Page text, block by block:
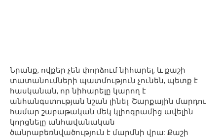
Նրանք, ովքեր չեն փորձում նիհարել, և քաշի
տատանումների պատմություն չունեն, պետք է
հասկանան, որ նիհարելը կարող է
անհանգստության նշան լինել: Շարքային մարդու
համար շաբաթական մեկ կլիոգրամից ավելին
կորցնելը անհավանական
ծանրաբեռնվածություն է մարմնի վրա: Քաշի